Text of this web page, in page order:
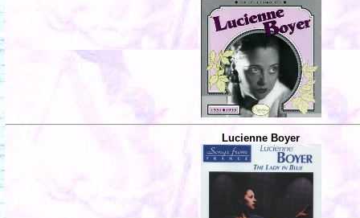
Lucienne Boyer